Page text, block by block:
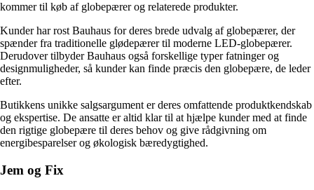
kommer til køb af globepærer og relaterede produkter.
Kunder har rost Bauhaus for deres brede udvalg af globepærer, der
spænder fra traditionelle glødepærer til moderne LED-globepærer.
Derudover tilbyder Bauhaus også forskellige typer fatninger og
designmuligheder, så kunder kan finde præcis den globepære, de leder
efter.
Butikkens unikke salgsargument er deres omfattende produktkendskab
og ekspertise. De ansatte er altid klar til at hjælpe kunder med at finde
den rigtige globepære til deres behov og give rådgivning om
energibesparelser og økologisk bæredygtighed.
Jem og Fix